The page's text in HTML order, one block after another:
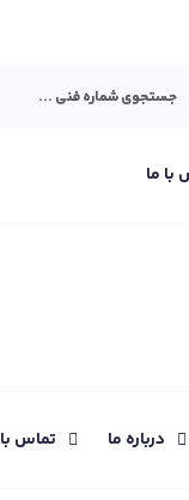
با ما
درباره ما تماس